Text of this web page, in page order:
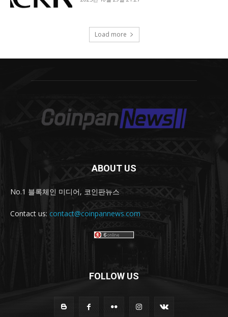
ABOUT US
No.1 블록체인 미디어, 코인판뉴스
Contact us: contact@coinpannews.com
FOLLOW US